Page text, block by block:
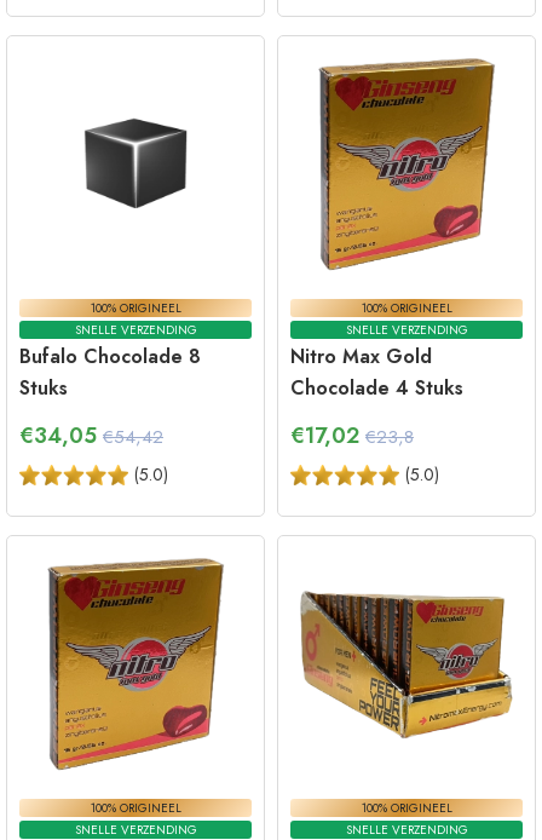
100% ORIGINEEL
SNELLE VERZENDING
Bufalo Chocolade 8
Stuks
€34,05 €54,42
(5.0)
100% ORIGINEEL
SNELLE VERZENDING
Nitro Max Gold
Chocolade 4 Stuks
€17,02 €23,8
(5.0)
100% ORIGINEEL
SNELLE VERZENDING
100% ORIGINEEL
SNELLE VERZENDING